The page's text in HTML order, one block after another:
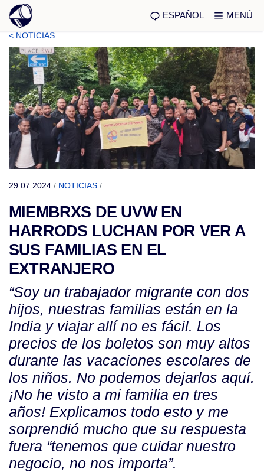
ESPAÑOL MENÚ
< NOTICIAS
29.07.2024 / NOTICIAS /
MIEMBRXS DE UVW EN
HARRODS LUCHAN POR VER A
SUS FAMILIAS EN EL
EXTRANJERO
“Soy un trabajador migrante con dos
hijos, nuestras familias están en la
India y viajar allí no es fácil. Los
precios de los boletos son muy altos
durante las vacaciones escolares de
los niños. No podemos dejarlos aquí.
¡No he visto a mi familia en tres
años! Explicamos todo esto y me
sorprendió mucho que su respuesta
fuera “tenemos que cuidar nuestro
negocio, no nos importa”.